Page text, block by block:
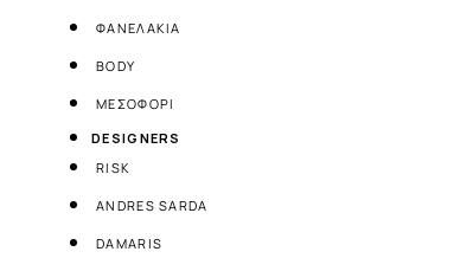
ΦΑΝΕΛΑΚΙΑ
BODY
ΜΕΣΟΦΟΡΙ
DESIGNERS
RISK
ANDRES SARDA
DAMARIS